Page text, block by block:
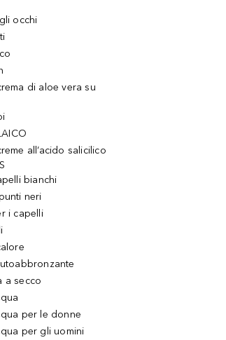
occhi
di aloe vera su
all’acido salicilico
bianchi
neri
i capelli
a secco
per le donne
per gli uomini